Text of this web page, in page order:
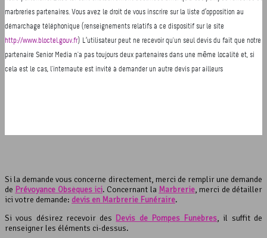
Si la demande vous concerne directement, merci de remplir une demande
de Prévoyance Obsèques ici. Concernant la Marbrerie, merci de détailler
ici votre demande: devis en Marbrerie Funéraire.
Si vous désirez recevoir des Devis de Pompes Funèbres, il suffit de
renseigner les éléments ci-dessus.